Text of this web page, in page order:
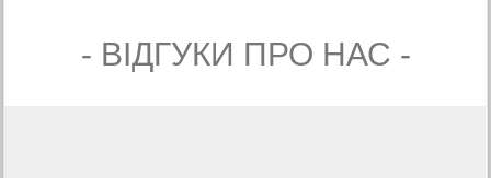
- ВIДГУКИ ПРО НАС -